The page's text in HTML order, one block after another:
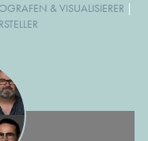
& VISUALISIERER |